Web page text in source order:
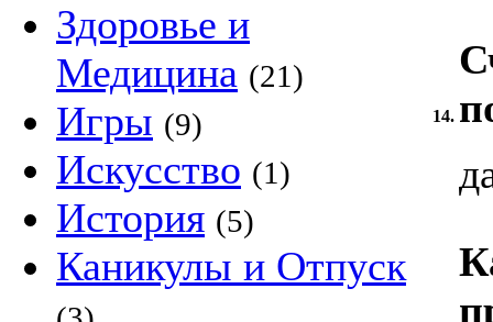
Здоровье и
Медицина (21)
Игры (9)
Искусство (1)
История (5)
Каникулы и Отпуск
14.